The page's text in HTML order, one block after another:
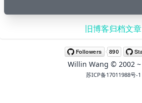
旧博客归档文章
Willin Wang © 2002 ~
苏ICP备17011988号-1